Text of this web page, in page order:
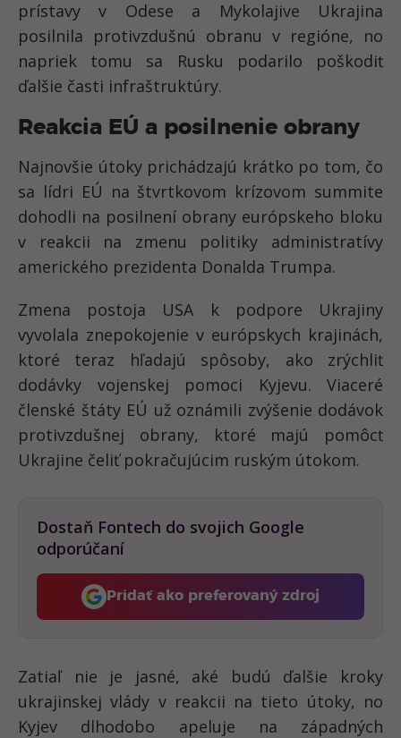
prístavy v Odese a Mykolajive Ukrajina
posilnila protivzdušnú obranu v regióne, no
napriek tomu sa Rusku podarilo poškodiť
ďalšie časti infraštruktúry.
Reakcia EÚ a posilnenie obrany
Najnovšie útoky prichádzajú krátko po tom, čo
sa lídri EÚ na štvrtkovom krízovom summite
dohodli na posilnení obrany európskeho bloku
v reakcii na zmenu politiky administratívy
amerického prezidenta Donalda Trumpa.
Zmena postoja USA k podpore Ukrajiny
vyvolala znepokojenie v európskych krajinách,
ktoré teraz hľadajú spôsoby, ako zrýchliť
dodávky vojenskej pomoci Kyjevu. Viaceré
členské štáty EÚ už oznámili zvýšenie dodávok
protivzdušnej obrany, ktoré majú pomôcť
Ukrajine čeliť pokračujúcim ruským útokom.
Dostaň Fontech do svojich Google
odporúčaní
Pridať ako preferovaný zdroj
Fontech, odkaz sa otvorí v
Zatiaľ nie je jasné, aké budú ďalšie kroky
ukrajinskej vlády v reakcii na tieto útoky, no
Kyjev dlhodobo apeluje na západných